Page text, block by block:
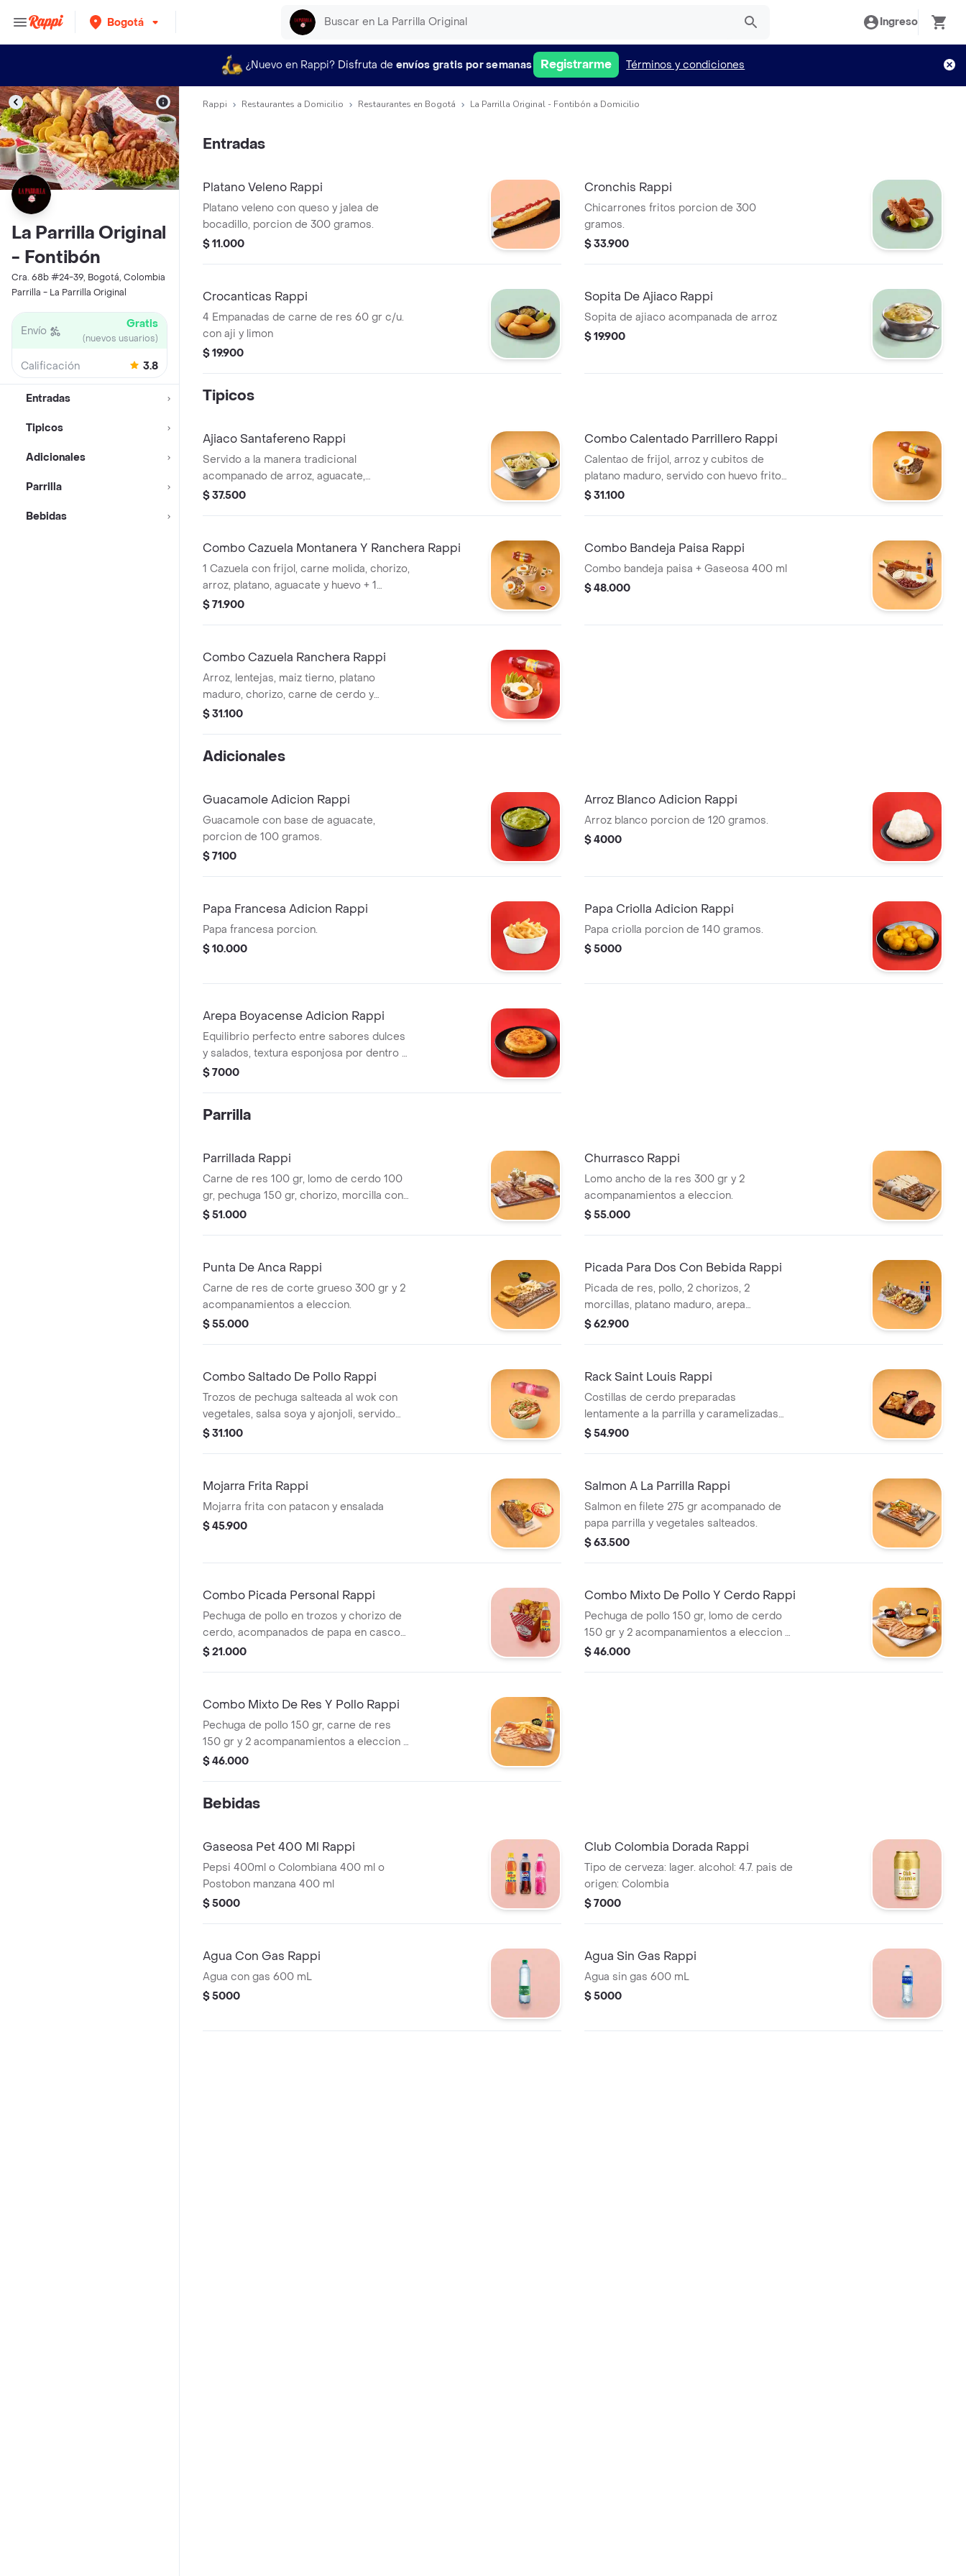
Bogotá Ingreso
¿Nuevo en Rappi? Disfruta de envíos gratis por semanas Registrarme Términos y condiciones
La Parrilla Original
- Fontibón
Cra. 68b #24-39, Bogotá, Colombia
Parrilla - La Parrilla Original
Envío Gratis
(nuevos usuarios)
Calificación 3.8
Entradas
Tipicos
Adicionales
Parrilla
Bebidas
Rappi Restaurantes a Domicilio Restaurantes en Bogotá La Parrilla Original - Fontibón a Domicilio
Entradas
Platano Veleno Rappi
Platano veleno con queso y jalea de
bocadillo, porcion de 300 gramos.
$ 11.000
Cronchis Rappi
Chicarrones fritos porcion de 300
gramos.
$ 33.900
Crocanticas Rappi
4 Empanadas de carne de res 60 gr c/u.
con aji y limon
$ 19.900
Sopita De Ajiaco Rappi
Sopita de ajiaco acompanada de arroz
$ 19.900
Tipicos
Ajiaco Santafereno Rappi
Servido a la manera tradicional
acompanado de arroz, aguacate,
alcaparras, crema de leche y mazorca.
$ 37.500
Combo Calentado Parrillero Rappi
Calentao de frijol, arroz y cubitos de
platano maduro, servido con huevo frito
encima y acompanado de 100 g de carne
$ 31.100
Combo Cazuela Montanera Y Ranchera Rappi
1 Cazuela con frijol, carne molida, chorizo,
arroz, platano, aguacate y huevo + 1
cazuela con lenteja, arroz, lomo de cerdo,
$ 71.900
Combo Bandeja Paisa Rappi
Combo bandeja paisa + Gaseosa 400 ml
$ 48.000
Combo Cazuela Ranchera Rappi
Arroz, lentejas, maiz tierno, platano
maduro, chorizo, carne de cerdo y
Gaseosa 400 ml
$ 31.100
Adicionales
Guacamole Adicion Rappi
Guacamole con base de aguacate,
porcion de 100 gramos.
$ 7100
Arroz Blanco Adicion Rappi
Arroz blanco porcion de 120 gramos.
$ 4000
Papa Francesa Adicion Rappi
Papa francesa porcion.
$ 10.000
Papa Criolla Adicion Rappi
Papa criolla porcion de 140 gramos.
$ 5000
Arepa Boyacense Adicion Rappi
Equilibrio perfecto entre sabores dulces
y salados, textura esponjosa por dentro y
corteza firme
$ 7000
Parrilla
Parrillada Rappi
Carne de res 100 gr, lomo de cerdo 100
gr, pechuga 150 gr, chorizo, morcilla con
papa parrilla y arepa.
$ 51.000
Churrasco Rappi
Lomo ancho de la res 300 gr y 2
acompanamientos a eleccion.
$ 55.000
Punta De Anca Rappi
Carne de res de corte grueso 300 gr y 2
acompanamientos a eleccion.
$ 55.000
Picada Para Dos Con Bebida Rappi
Picada de res, pollo, 2 chorizos, 2
morcillas, platano maduro, arepa
boyacense, papas a la francesa y papa
$ 62.900
Combo Saltado De Pollo Rappi
Trozos de pechuga salteada al wok con
vegetales, salsa soya y ajonjoli, servido
sobre una cama de arroz blanco, papas a
$ 31.100
Rack Saint Louis Rappi
Costillas de cerdo preparadas
lentamente a la parrilla y caramelizadas
en salsa bbq.
$ 54.900
Mojarra Frita Rappi
Mojarra frita con patacon y ensalada
$ 45.900
Salmon A La Parrilla Rappi
Salmon en filete 275 gr acompanado de
papa parrilla y vegetales salteados.
$ 63.500
Combo Picada Personal Rappi
Pechuga de pollo en trozos y chorizo de
cerdo, acompanados de papa en cascos,
moneditas de platano y Gaseosa 400 ml.
$ 21.000
Combo Mixto De Pollo Y Cerdo Rappi
Pechuga de pollo 150 gr, lomo de cerdo
150 gr y 2 acompanamientos a eleccion +
gaseosa pet 400 mL
$ 46.000
Combo Mixto De Res Y Pollo Rappi
Pechuga de pollo 150 gr, carne de res
150 gr y 2 acompanamientos a eleccion +
gaseosa pet 400 mL
$ 46.000
Bebidas
Gaseosa Pet 400 Ml Rappi
Pepsi 400ml o Colombiana 400 ml o
Postobon manzana 400 ml
$ 5000
Club Colombia Dorada Rappi
Tipo de cerveza: lager. alcohol: 4.7. pais de
origen: Colombia
$ 7000
Agua Con Gas Rappi
Agua con gas 600 mL
$ 5000
Agua Sin Gas Rappi
Agua sin gas 600 mL
$ 5000